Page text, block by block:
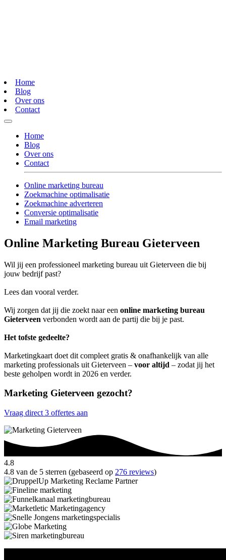
Home
Blog
Over ons
Contact
Home
Blog
Over ons
Contact
Online marketing bureau
Zoekmachine optimalisatie
Zoekmachine adverteren
Conversie optimalisatie
Email marketing
Online Marketing Bureau Gieterveen
Wil jij een professioneel marketing bureau uit Gieterveen die bij
jouw bedrijf past?
Lees dan vooral verder.
Wij zorgen dat jij die zoekt naar een online marketing bureau
Gieterveen verbonden wordt aan de partij die bij je past.
Het tofste gedeelte?
Marketingkaart doet dit compleet gratis & onafhankelijk van alle
marketing professionals uit Gieterveen – voor altijd – zodat jij het
beste geholpen wordt in 2026 en verder.
Marketing Gieterveen gezocht?
Vraag direct 3 offertes aan
4.8
4.8 van de 5 sterren (gebaseerd op 276 reviews)